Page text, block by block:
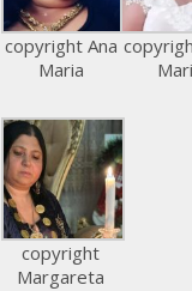
copyright Ana
Maria
copyright
Margareta